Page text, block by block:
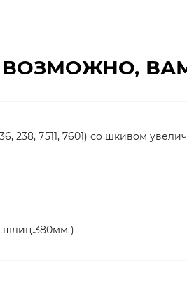
ВОЗМОЖНО,
238, 7511, 7601) со шкивом
шлиц.380мм.)